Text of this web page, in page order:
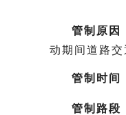
管制原因
动期间道路交
管制时间
管制路段